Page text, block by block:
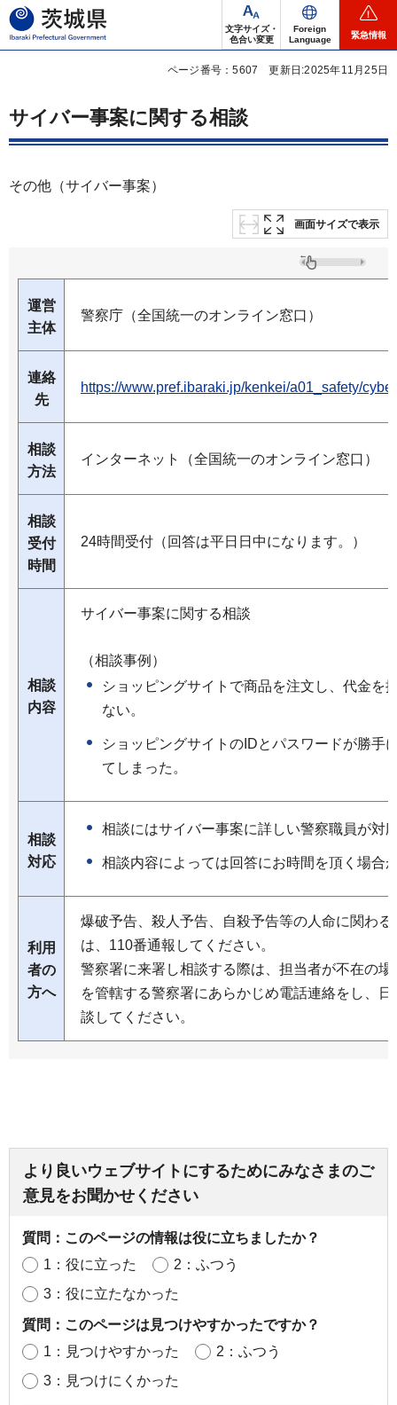
茨城県
文字サイズ・
色合い変更
Foreign
Language
緊急情報
ページ番号：5607 更新日:2025年11月25日
サイバー事案に関する相談
その他（サイバー事案）
画面サイズで表示
運営
主体
警察庁（全国統一のオンライン窓口）
連絡
先
https://www.pref.ibaraki.jp/kenkei/a01_safety/
相談
方法
インターネット（全国統一のオンライン窓口）
相談
受付
時間
24時間受付（回答は平日日中になります。）
相談
内容
サイバー事案に関する相談
（相談事例）
ショッピングサイトで商品を注文し、代金を
ない。
ショッピングサイトのIDとパスワードが勝手
てしまった。
相談
対応
相談にはサイバー事案に詳しい警察職員が対
相談内容によっては回答にお時間を頂く場合
利用
者の
方へ
爆破予告、殺人予告、自殺予告等の人命に関わ
は、110番通報してください。
警察署に来署し相談する際は、担当者が不在の
を管轄する警察署にあらかじめ電話連絡をし、
談してください。
より良いウェブサイトにするためにみなさまのご
意見をお聞かせください
質問：このページの情報は役に立ちましたか？
1：役に立った
2：ふつう
3：役に立たなかった
質問：このページは見つけやすかったですか？
1：見つけやすかった
2：ふつう
3：見つけにくかった